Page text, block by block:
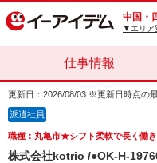
中国・
▼エリア
仕事情報
更新日：2026/08/03 ※更新日時点の
派遣社員
職種：丸亀市★シフト柔軟で長く働
株式会社kotrio /●OK-H-